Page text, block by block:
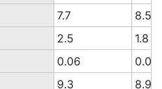
7.7
8.5
2.5
1.8
0.06
0.07
9.3 8.9